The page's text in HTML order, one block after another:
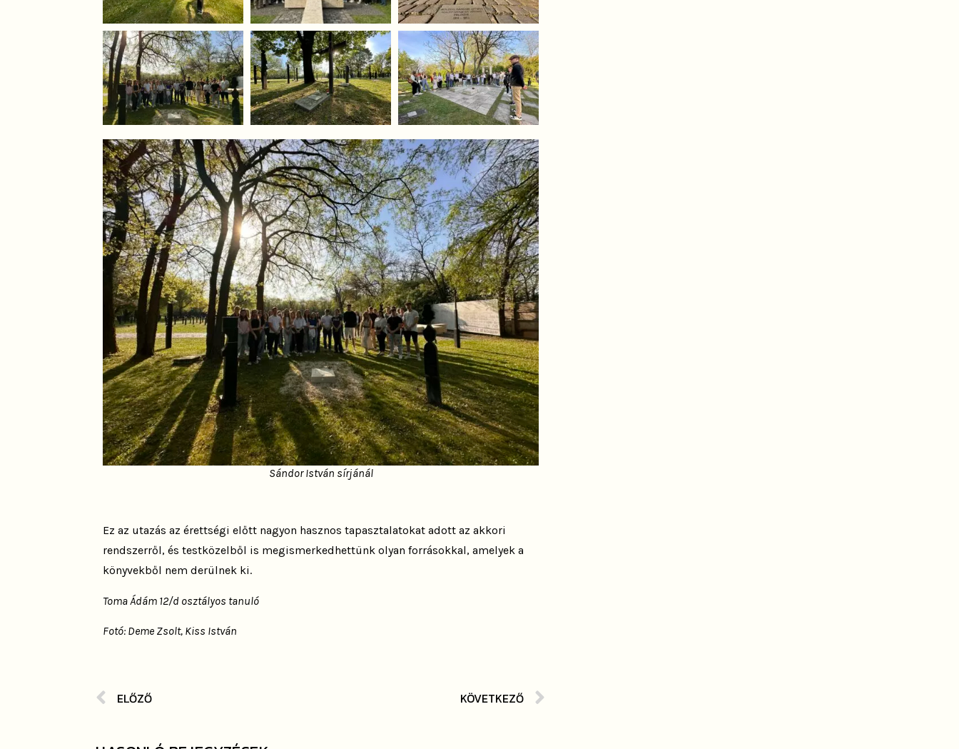
Sándor István sírjánál
Ez az utazás az érettségi előtt nagyon hasznos tapasztalatokat adott az akkori
rendszerről, és testközelből is megismerkedhettünk olyan forrásokkal, amelyek a
könyvekből nem derülnek ki.
Toma Ádám 12/d osztályos tanuló
Fotó: Deme Zsolt, Kiss István
ELŐZŐ KÖVETKEZŐ